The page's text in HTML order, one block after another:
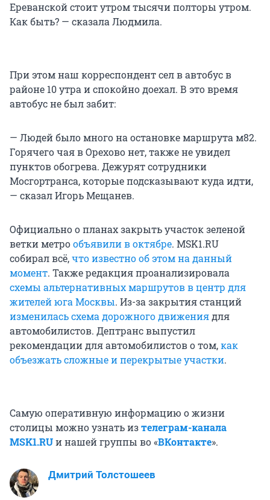
Ереванской стоит утром тысячи полторы утром.
Как быть? — сказала Людмила.
При этом наш корреспондент сел в автобус в
районе 10 утра и спокойно доехал. В это время
автобус не был забит:
— Людей было много на остановке маршрута м82.
Горячего чая в Орехово нет, также не увидел
пунктов обогрева. Дежурят сотрудники
Мосгортранса, которые подсказывают куда идти,
— сказал Игорь Мещанев.
Официально о планах закрыть участок зеленой
ветки метрообъявили в октябре. MSK1.RU
собирал всё,что известно об этом на данный
момент. Также редакция проанализировала
схемы альтернативных маршрутов в центр для
жителей юга Москвы. Из-за закрытия станций
изменилась схема дорожного движениядля
автомобилистов. Дептранс выпустил
рекомендации для автомобилистов о том,как
объезжать сложные и перекрытые участки.
Самую оперативную информацию о жизни
столицы можно узнать изтелеграм-канала
MSK1.RUи нашей группы во «ВКонтакте».
Дмитрий Толстошеев